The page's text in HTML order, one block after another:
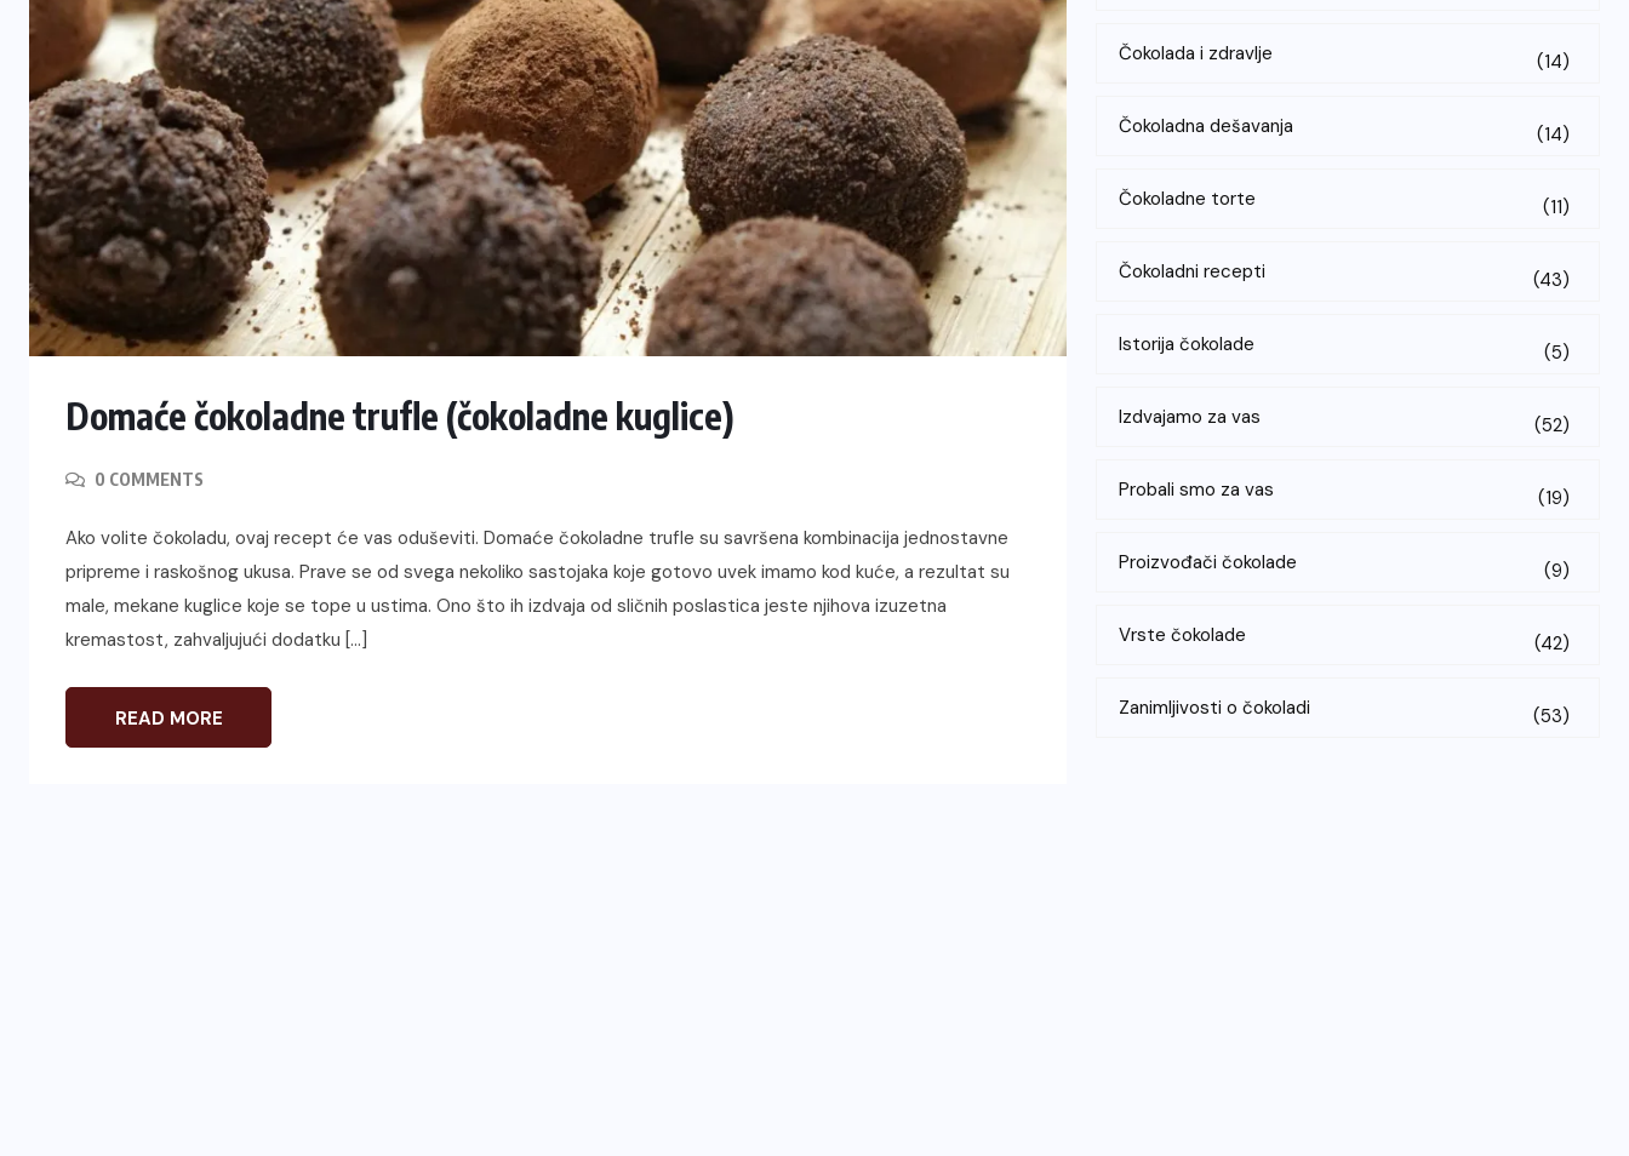
Domaće čokoladne trufle (čokoladne kuglice)
0 COMMENTS
Ako volite čokoladu, ovaj recept će vas oduševiti. Domaće čokoladne trufle su savršena kombinacija jednostavne
pripreme i raskošnog ukusa. Prave se od svega nekoliko sastojaka koje gotovo uvek imamo kod kuće, a rezultat su
male, mekane kuglice koje se tope u ustima. Ono što ih izdvaja od sličnih poslastica jeste njihova izuzetna
kremastost, zahvaljujući dodatku […]
READ MORE
Čokolada i zdravlje (14)
Čokoladna dešavanja (14)
Čokoladne torte (11)
Čokoladni recepti (43)
Istorija čokolade (5)
Izdvajamo za vas (52)
Probali smo za vas (19)
Proizvođači čokolade (9)
Vrste čokolade (42)
Zanimljivosti o čokoladi (53)